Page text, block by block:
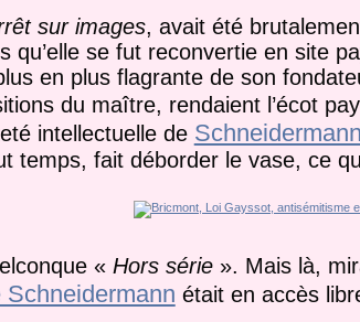
sur images, avait été
qu’elle se fut reconvertie en site
en plus flagrante de son
du maître, rendaient l’écot
intellectuelle de Schneidermann
temps, fait déborder le vase, ce
« Hors série ». Mais là,
Schneidermann était en accès